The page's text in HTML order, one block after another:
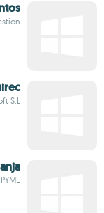
S.L.